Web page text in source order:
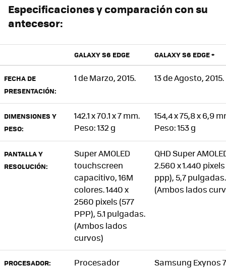
Especificaciones y comparación con su
antecesor:
GALAXY S6 EDGE GALAXY S6 EDGE +
FECHA DE
PRESENTACIÓN:
1 de Marzo, 2015. 13 de Agosto, 2015.
DIMENSIONES Y
PESO:
142.1 x 70.1 x 7 mm.
Peso: 132 g
154,4 x 75,8 x 6,9
Peso: 153 g
PANTALLA Y
RESOLUCIÓN:
Super AMOLED
touchscreen
capacitivo, 16M
colores. 1440 x
2560 pixels (577
PPP), 5.1 pulgadas.
(Ambos lados
curvos)
QHD Super
2.560 x 1.440 pixels
ppp), 5,7 pulgadas.
(Ambos lados
PROCESADOR:
Procesador
Samsung Exynos 7